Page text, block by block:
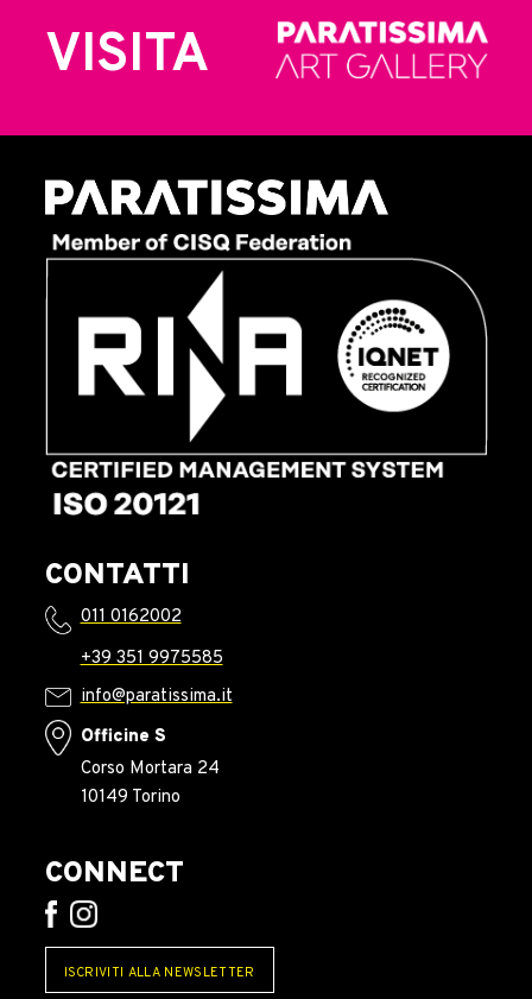
VISITA
CONTATTI
011 0162002
+39 351 9975585
info@paratissima.it
Officine S
Corso Mortara 24
10149 Torino
CONNECT
ISCRIVITI ALLA NEWSLETTER